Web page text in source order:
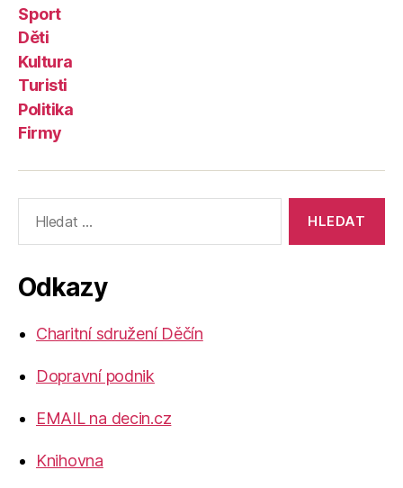
Sport
Děti
Kultura
Turisti
Politika
Firmy
vyhledávání:
Odkazy
Charitní sdružení Děčín
Dopravní podnik
EMAIL na decin.cz
Knihovna